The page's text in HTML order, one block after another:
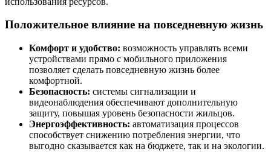
Положительное влияние на повседневную жизнь
Комфорт и удобство: возможность управлять всеми
устройствами прямо с мобильного приложения
позволяет сделать повседневную жизнь более
комфортной.
Безопасность: системы сигнализации и
видеонаблюдения обеспечивают дополнительную
защиту, повышая уровень безопасности жильцов.
Энергоэффективность: автоматизация процессов
способствует снижению потребления энергии, что
выгодно сказывается как на бюджете, так и на экологии.